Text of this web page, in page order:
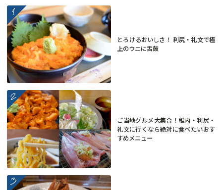
とろけるおいしさ！ 利尻・礼文で極
上のウニに舌鼓
more
ご当地グルメ大集合！稚内・利尻・
礼文に行くなら絶対に食べたいおす
すめメニュー
more
more